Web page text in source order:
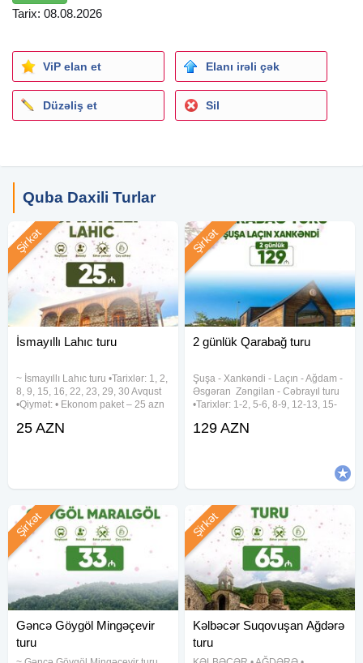
• Komfortlu nəqliyyat
• Axşam çay süfrəsi
• Peşəkar tur rəhbəri
• Yolboyu əyləncəli oyunlar
- Qəçrəş meşəsi
- Macəra Lake Park
•Toplanış: 06:30
•Çıxış: 07:00
•Bakıya çatma: 22:00 (təqribi)
✓Yol üstü qoşulmaq mümkündür:
• Xırdalan dairəsi
• Saray postu (Araz Market)
• Sumqayıt yazısının önü
✓Qeyd:
• 0-5 yaş uşaqlar ödənişsizdir.
(yer tutmadıqda)
təşkil etmək mümkündür - tarix və toplanış yeri sərbəstdir.
Tarix: 08.08.2026
ViP elan et Elanı irəli çək
Düzəliş et Sil
Quba Daxili Turlar
İsmayıllı Lahıc turu
~ İsmayıllı Lahıc turu •Tarixlər: 1, 2,
8, 9, 15, 16, 22, 23, 29, 30 Avqust
•Qiymət: • Ekonom paket – 25 azn
yeməyi daxil) ✓ Qiymətə daxildir: •
Şirkət
25 AZN
2 günlük Qarabağ turu
Şuşa ︎- Xankəndi ︎- Laçın ︎- Ağdam ︎-
Əsgəran ︎ Zəngilan ︎- Cəbrayıl turu
•Tarixlər: 1-2, 5-6, 8-9, 12-13, 15-
Avqust •Qiymətlər: ✓Laçında
Şirkət
129 AZN
Gəncə Göygöl Mingəçevir
turu
Şirkət
Kəlbəcər Suqovuşan Ağdərə
turu
Şirkət